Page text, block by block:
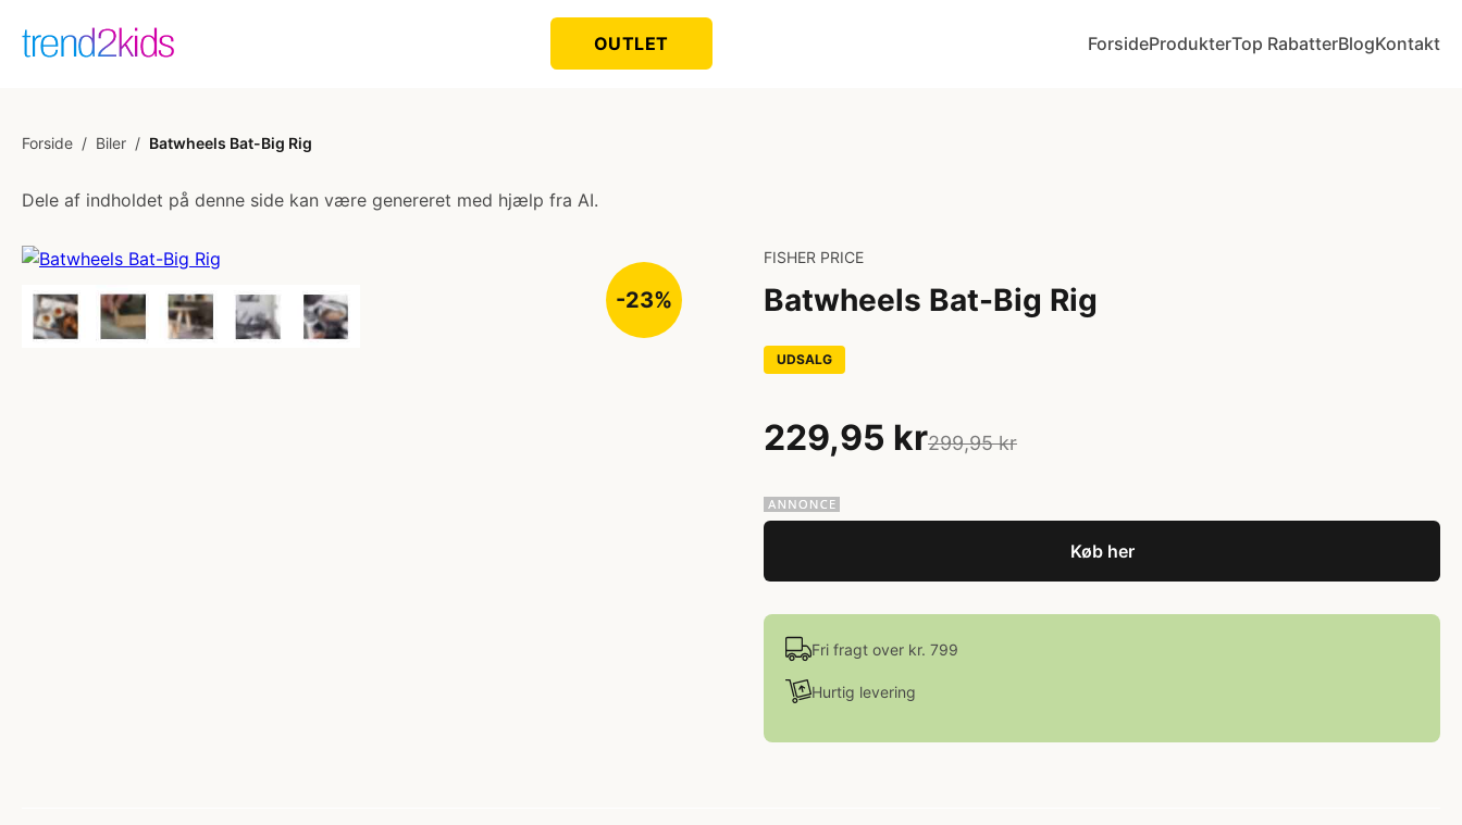
OUTLET ForsideProdukterTop RabatterBlogKontakt
Forside / Biler / Batwheels Bat-Big Rig
Dele af indholdet på denne side kan være genereret med hjælp fra AI.
-23%
FISHER PRICE
Batwheels Bat-Big Rig
UDSALG
229,95 kr299,95 kr
Køb her
Fri fragt over kr. 799
Hurtig levering